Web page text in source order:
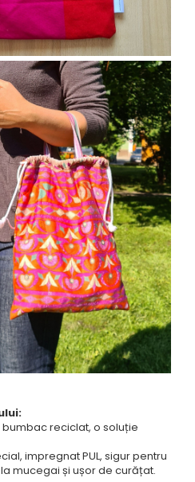
bumbac reciclat, o soluție
impregnat PUL, sigur pentru
mucegai și ușor de curățat.